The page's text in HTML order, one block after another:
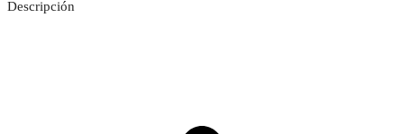
Descripción